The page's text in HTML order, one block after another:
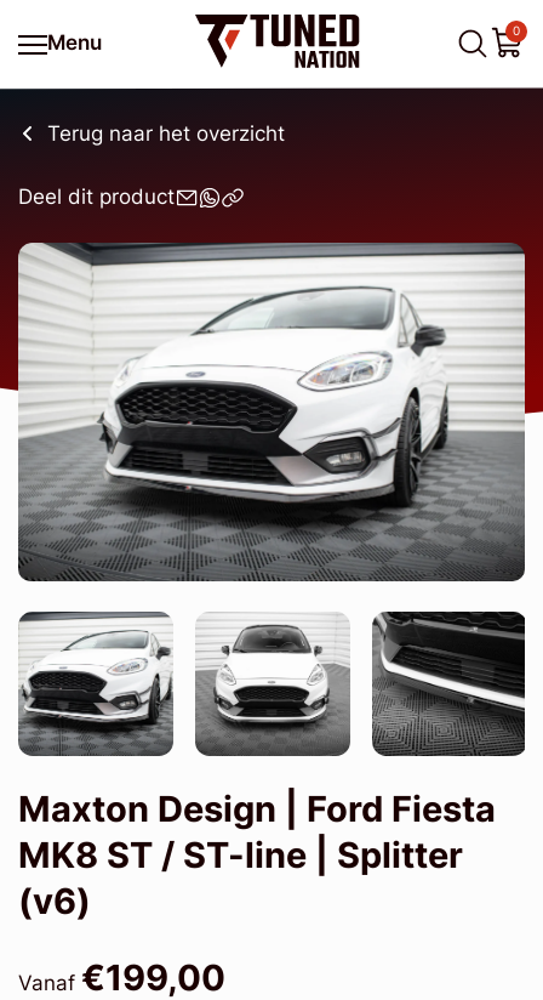
Menu
0
Terug naar het overzicht
Deel dit product
Maxton Design | Ford Fiesta
MK8 ST / ST-line | Splitter
(v6)
Vanaf €199,00